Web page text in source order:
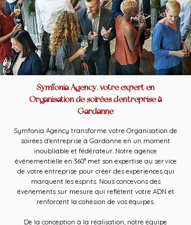
Symfonia Agency, votre expert en
Organisation de soirées d'entreprise à
Gardanne
Symfonia Agency transforme votre Organisation de
soirées d'entreprise à Gardanne en un moment
inoubliable et fédérateur. Notre agence
événementielle en 360° met son expertise au service
de votre entreprise pour créer des expériences qui
marquent les esprits. Nous concevons des
événements sur mesure qui reflètent votre ADN et
renforcent la cohésion de vos équipes.
De la conception à la réalisation, notre équipe